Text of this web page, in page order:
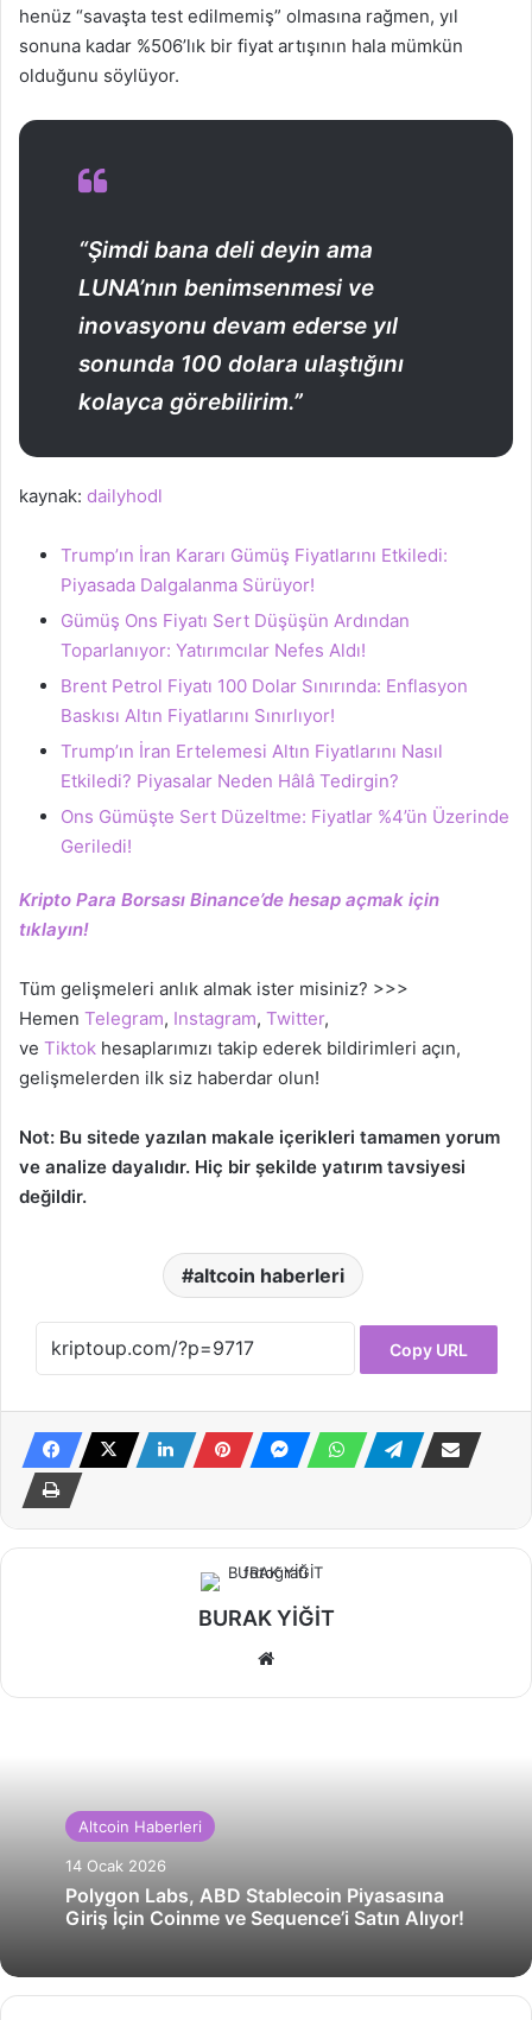
henüz “savaşta test edilmemiş” olmasına rağmen, yıl
sonuna kadar %506’lık bir fiyat artışının hala mümkün
olduğunu söylüyor.
“Şimdi bana deli deyin ama
LUNA’nın benimsenmesi ve
inovasyonu devam ederse yıl
sonunda 100 dolara ulaştığını
kolayca görebilirim.”
kaynak: dailyhodl
Trump’ın İran Kararı Gümüş Fiyatlarını Etkiledi:
Piyasada Dalgalanma Sürüyor!
Gümüş Ons Fiyatı Sert Düşüşün Ardından
Toparlanıyor: Yatırımcılar Nefes Aldı!
Brent Petrol Fiyatı 100 Dolar Sınırında: Enflasyon
Baskısı Altın Fiyatlarını Sınırlıyor!
Trump’ın İran Ertelemesi Altın Fiyatlarını Nasıl
Etkiledi? Piyasalar Neden Hâlâ Tedirgin?
Ons Gümüşte Sert Düzeltme: Fiyatlar %4’ün Üzerinde
Geriledi!
Kripto Para Borsası Binance’de hesap açmak için
tıklayın!
Tüm gelişmeleri anlık almak ister misiniz? >>>
Hemen Telegram, Instagram, Twitter,
ve Tiktok hesaplarımızı takip ederek bildirimleri açın,
gelişmelerden ilk siz haberdar olun!
Not: Bu sitede yazılan makale içerikleri tamamen yorum
ve analize dayalıdır. Hiç bir şekilde yatırım tavsiyesi
değildir.
altcoin haberleri
Copy URL
BURAK YİĞİT
Altcoin Haberleri
14 Ocak 2026
Polygon Labs, ABD Stablecoin Piyasasına
Giriş İçin Coinme ve Sequence’i Satın Alıyor!